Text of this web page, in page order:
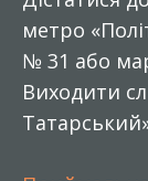
метро
№ 31 або
Виходити